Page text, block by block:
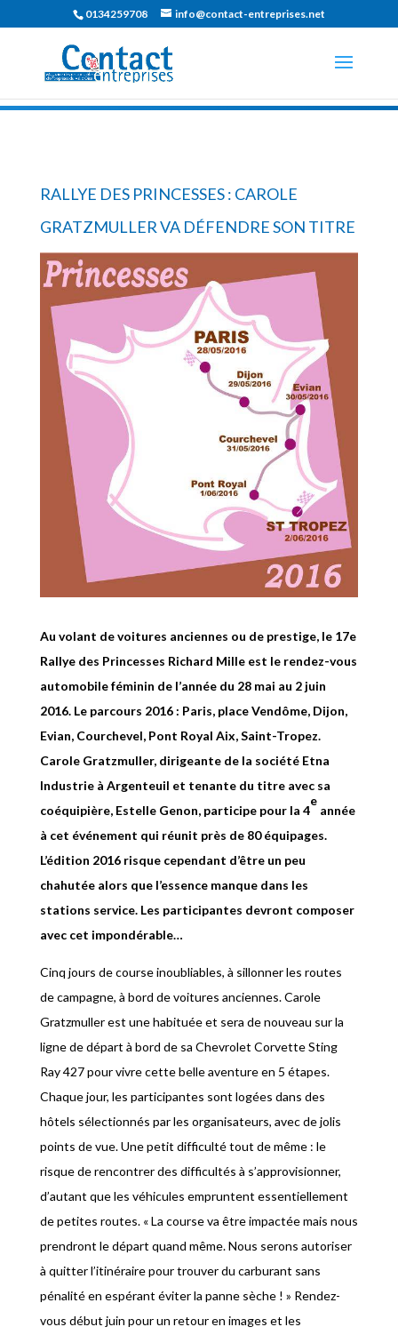
0134259708 info@contact-entreprises.net
RALLYE DES PRINCESSES : CAROLE
GRATZMULLER VA DÉFENDRE SON TITRE
Au volant de voitures anciennes ou de prestige, le 17e
Rallye des Princesses Richard Mille est le rendez-vous
automobile féminin de l’année du 28 mai au 2 juin
2016. Le parcours 2016 : Paris, place Vendôme, Dijon,
Evian, Courchevel, Pont Royal Aix, Saint-Tropez.
Carole Gratzmuller, dirigeante de la société Etna
Industrie à Argenteuil et tenante du titre avec sa
coéquipière, Estelle Genon, participe pour la 4
e
année
à cet événement qui réunit près de 80 équipages.
L’édition 2016 risque cependant d’être un peu
chahutée alors que l’essence manque dans les
stations service. Les participantes devront composer
avec cet impondérable…
Cinq jours de course inoubliables, à sillonner les routes
de campagne, à bord de voitures anciennes. Carole
Gratzmuller est une habituée et sera de nouveau sur la
ligne de départ à bord de sa Chevrolet Corvette Sting
Ray 427 pour vivre cette belle aventure en 5 étapes.
Chaque jour, les participantes sont logées dans des
hôtels sélectionnés par les organisateurs, avec de jolis
points de vue. Une petit difficulté tout de même : le
risque de rencontrer des difficultés à s’approvisionner,
d’autant que les véhicules empruntent essentiellement
de petites routes. « La course va être impactée mais nous
prendront le départ quand même. Nous serons autoriser
à quitter l’itinéraire pour trouver du carburant sans
pénalité en espérant éviter la panne sèche ! » Rendez-
vous début juin pour un retour en images et les